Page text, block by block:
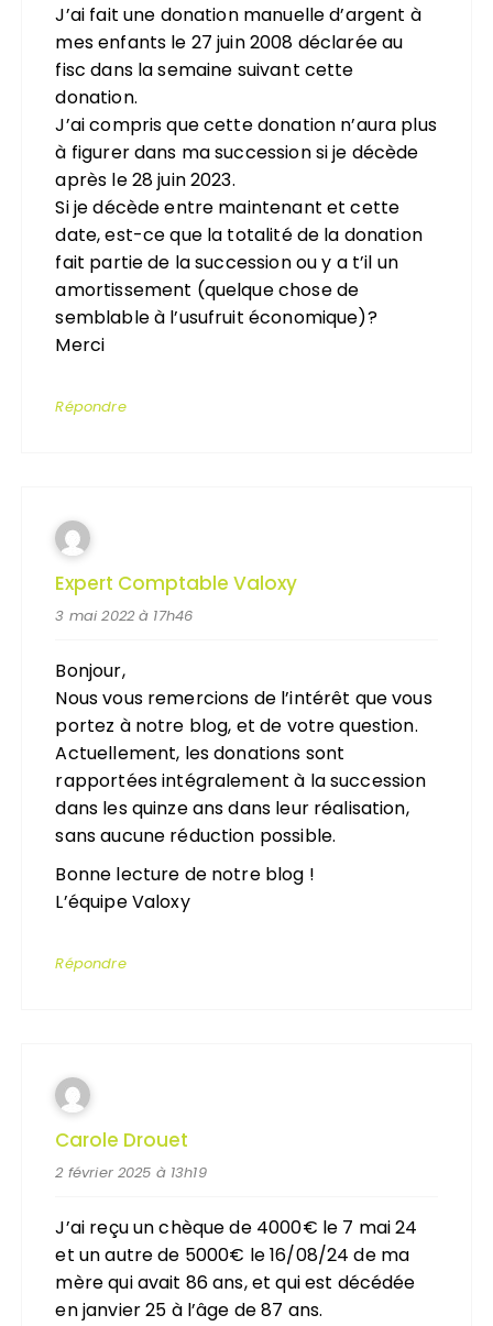
J’ai fait une donation manuelle d’argent à
mes enfants le 27 juin 2008 déclarée au
fisc dans la semaine suivant cette
donation.
J’ai compris que cette donation n’aura plus
à figurer dans ma succession si je décède
après le 28 juin 2023.
Si je décède entre maintenant et cette
date, est-ce que la totalité de la donation
fait partie de la succession ou y a t’il un
amortissement (quelque chose de
semblable à l’usufruit économique)?
Merci
Répondre
Expert Comptable Valoxy
3 mai 2022 à 17h46
Bonjour,
Nous vous remercions de l’intérêt que vous
portez à notre blog, et de votre question.
Actuellement, les donations sont
rapportées intégralement à la succession
dans les quinze ans dans leur réalisation,
sans aucune réduction possible.
Bonne lecture de notre blog !
L’équipe Valoxy
Répondre
Carole Drouet
2 février 2025 à 13h19
J’ai reçu un chèque de 4000€ le 7 mai 24
et un autre de 5000€ le 16/08/24 de ma
mère qui avait 86 ans, et qui est décédée
en janvier 25 à l’âge de 87 ans.